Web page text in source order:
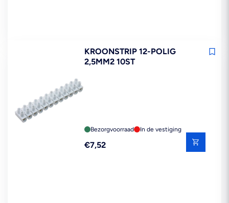
KROONSTRIP 12-POLIG
2,5MM2 10ST
Bezorgvoorraad In de vestiging
Reguliere
€7,52